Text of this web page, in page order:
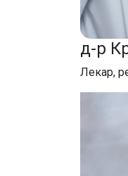
д-р
Лекар,